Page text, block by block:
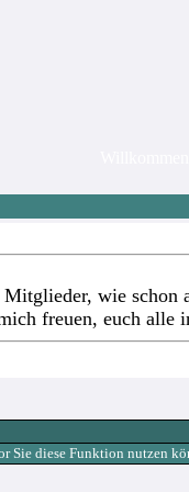
wie schon
freuen, euch alle
Sie diese Funktion nutzen